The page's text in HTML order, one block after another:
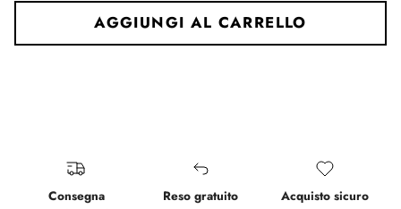
AGGIUNGI AL CARRELLO
Consegna
Reso gratuito
Acquisto sicuro